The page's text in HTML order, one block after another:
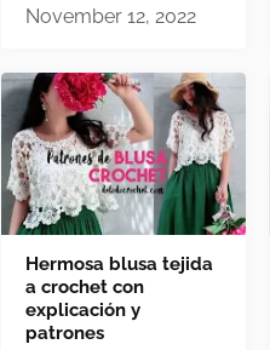
November 12, 2022
Hermosa blusa tejida
a crochet con
explicación y
patrones